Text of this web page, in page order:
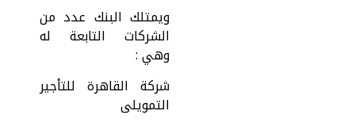
ويمتلك البنك عدد من
الشركات التابعة له
وهي :
شركة القاهرة للتأجير
التمويلى